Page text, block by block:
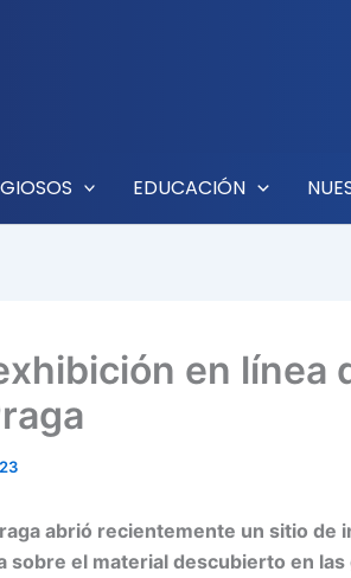
EDUCACIÓN
en línea
abrió recientemente un sitio de
sobre el material descubierto en